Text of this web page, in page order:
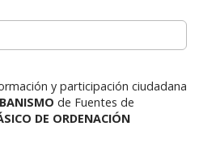
y participación ciudadana
de Fuentes de
DE ORDENACIÓN